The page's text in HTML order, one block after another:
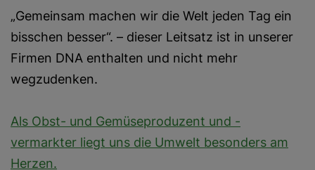
„Gemeinsam machen wir die Welt jeden Tag ein
bisschen besser“. – dieser Leitsatz ist in unserer
Firmen DNA enthalten und nicht mehr
wegzudenken.
Als Obst- und Gemüseproduzent und -
vermarkter liegt uns die Umwelt besonders am
Herzen.